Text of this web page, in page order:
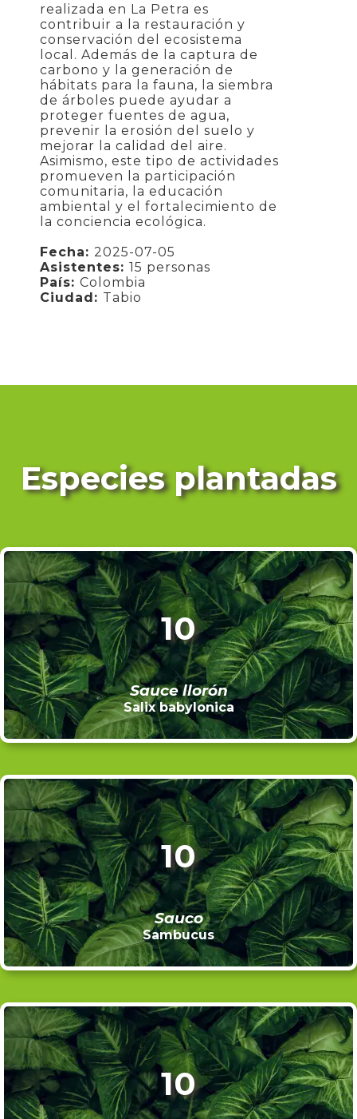
realizada en La Petra es
contribuir a la restauración y
conservación del ecosistema
local. Además de la captura de
carbono y la generación de
hábitats para la fauna, la siembra
de árboles puede ayudar a
proteger fuentes de agua,
prevenir la erosión del suelo y
mejorar la calidad del aire.
Asimismo, este tipo de actividades
promueven la participación
comunitaria, la educación
ambiental y el fortalecimiento de
la conciencia ecológica.
Fecha:2025-07-05
Asistentes:15 personas
País:Colombia
Ciudad: Tabio
Especies plantadas
10
Sauce llorón
Salix babylonica
10
Sauco
Sambucus
10